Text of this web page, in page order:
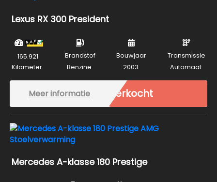
Lexus RX 300 President
165.921
Kilometer
Brandstof
Benzine
Bouwjaar
2003
Transmissie
Automaat
Meer informatie Verkocht
Mercedes A-klasse 180 Prestige